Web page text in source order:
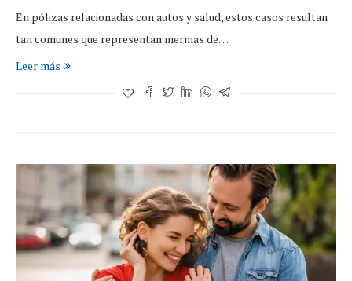
En pólizas relacionadas con autos y salud, estos casos resultan
tan comunes que representan mermas de…
Leer más